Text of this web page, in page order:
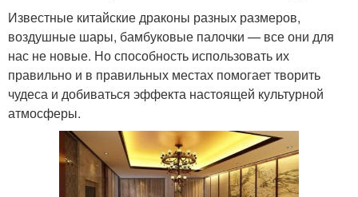
Известные китайские драконы разных размеров,
воздушные шары, бамбуковые палочки — все они для
нас не новые. Но способность использовать их
правильно и в правильных местах помогает творить
чудеса и добиваться эффекта настоящей культурной
атмосферы.